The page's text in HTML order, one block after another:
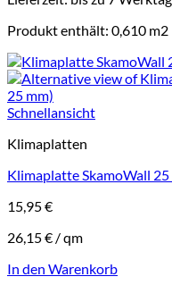
Produkt enthält: 0,610 m2
Schnellansicht
Klimaplatten
Klimaplatte SkamoWall
15,95€
26,15€ /qm
In den Warenkorb